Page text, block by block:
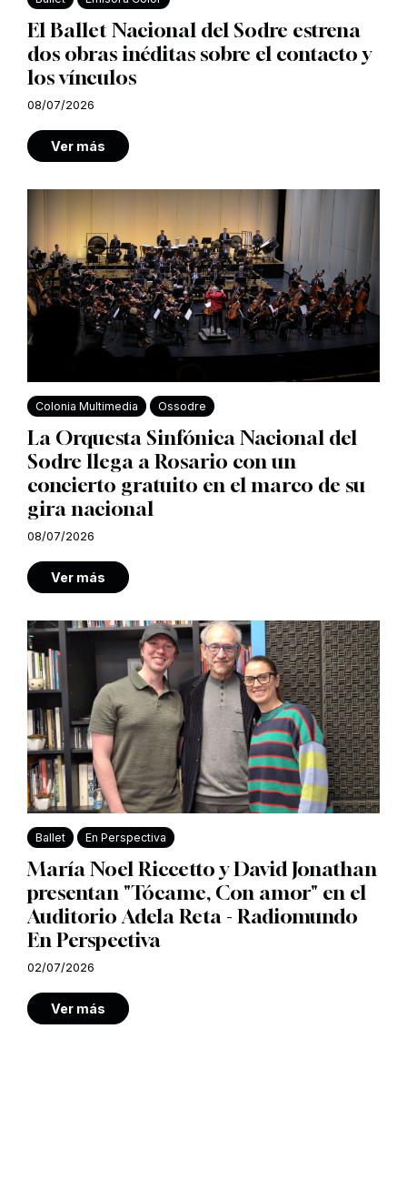
El Ballet Nacional del Sodre estrena
dos obras inéditas sobre el contacto y
los vínculos
08/07/2026
Ver más
Colonia Multimedia Ossodre
La Orquesta Sinfónica Nacional del
Sodre llega a Rosario con un
concierto gratuito en el marco de su
gira nacional
08/07/2026
Ver más
Ballet En Perspectiva
María Noel Riccetto y David Jonathan
presentan "Tócame, Con amor" en el
Auditorio Adela Reta - Radiomundo
En Perspectiva
02/07/2026
Ver más